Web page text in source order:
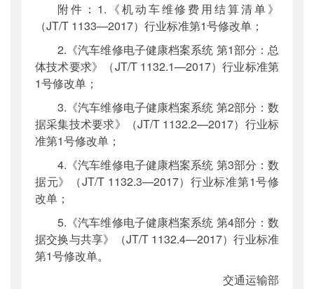
公文类型
：部公告通告
附件：1.《机动车维修费用结算清单》
（JT/T 1133—2017）行业标准第1号修改单；
2.《汽车维修电子健康档案系统 第1部分：总
体技术要求》（JT/T 1132.1—2017）行业标准第
1号修改单；
3.《汽车维修电子健康档案系统 第2部分：数
据采集技术要求》（JT/T 1132.2—2017）行业标
准第1号修改单；
4.《汽车维修电子健康档案系统 第3部分：数
据元》（JT/T 1132.3—2017）行业标准第1号修
改单；
5.《汽车维修电子健康档案系统 第4部分：数
据交换与共享》（JT/T 1132.4—2017）行业标准
第1号修改单。
交通运输部